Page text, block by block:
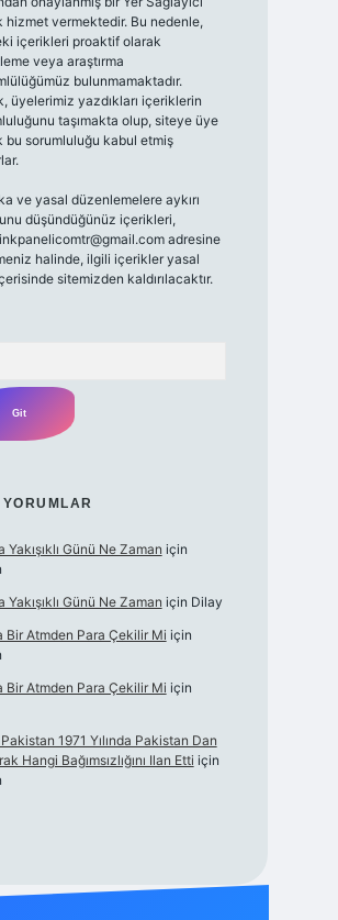
hizmet vermektedir. Bu nedenle,
içerikleri proaktif olarak
veya araştırma
bulunmamaktadır.
üyelerimiz yazdıkları içeriklerin
taşımakta olup, siteye üye
bu sorumluluğu kabul etmiş
ve yasal düzenlemelere aykırı
düşündüğünüz içerikleri,
adresine
halinde, ilgili içerikler yasal
sitemizden kaldırılacaktır.
Yakışıklı Günü Ne Zaman için
Yakışıklı Günü Ne Zaman için Dilay
Bir Atmden Para Çekilir Mi için
Bir Atmden Para Çekilir Mi için
1971 Yılında Pakistan Dan
Hangi Bağımsızlığını Ilan Etti için